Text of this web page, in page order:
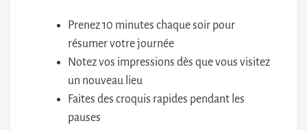
Prenez 10 minutes chaque soir pour
résumer votre journée
Notez vos impressions dès que vous visitez
un nouveau lieu
Faites des croquis rapides pendant les
pauses